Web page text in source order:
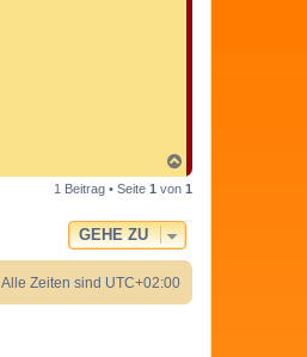
a
c
o
b
e
1 Beitrag • Seite 1 von 1
GEHE ZU
Alle Zeiten sind UTC+02:00